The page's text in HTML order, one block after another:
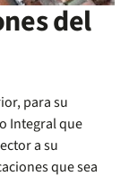
del
para su
Integral que
a su
que sea